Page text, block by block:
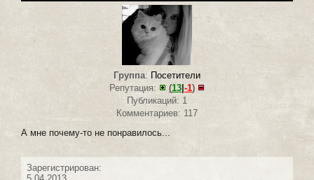
Группа: Посетители
Репутация:
(13 -1)
Публикаций: 1
Комментариев: 117
А мне почему-то не понравилось...
Зарегистрирован: